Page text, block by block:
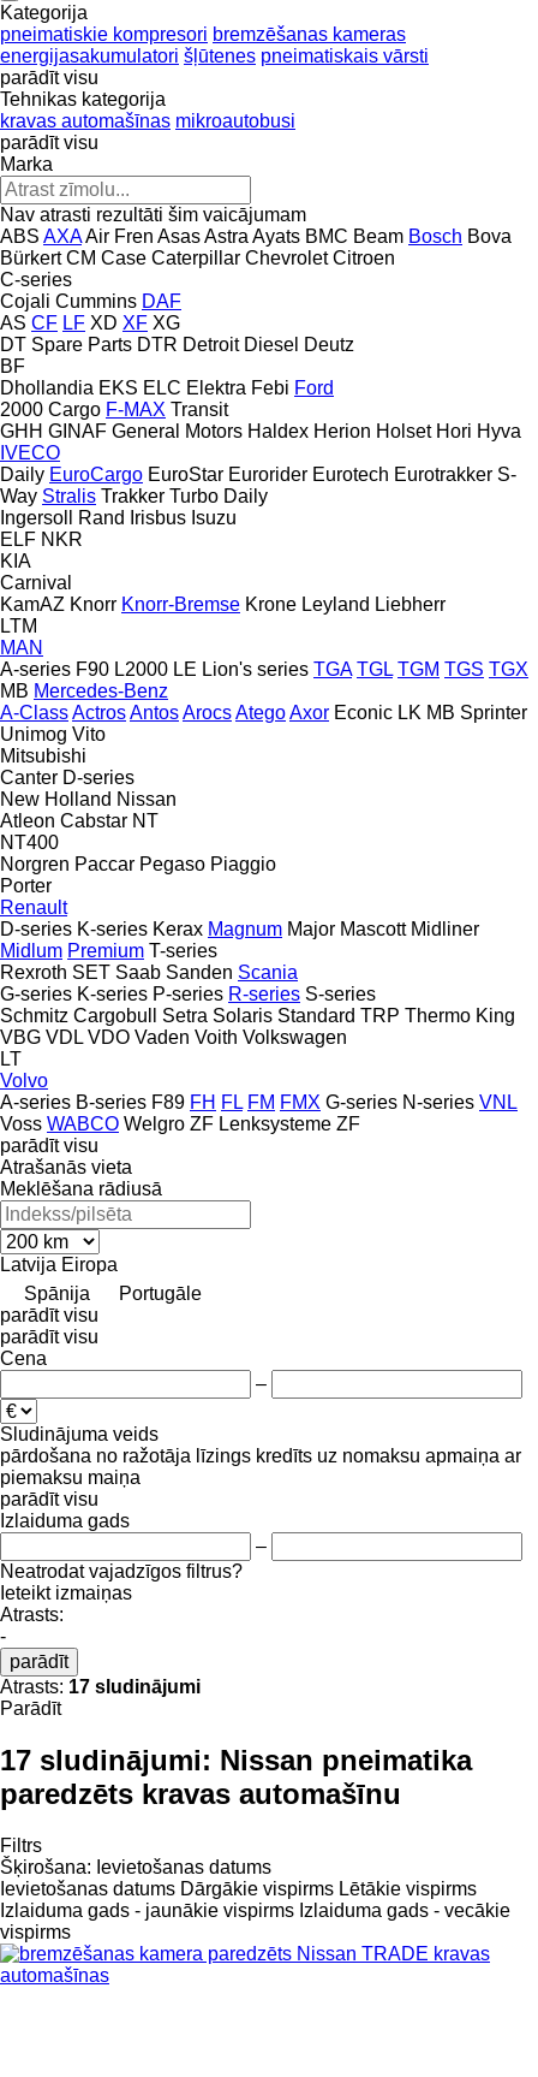
Kategorija
pneimatiskie kompresori bremzēšanas kameras
energijasakumulatori šļūtenes pneimatiskais vārsti
parādīt visu
Tehnikas kategorija
kravas automašīnas mikroautobusi
parādīt visu
Marka
Nav atrasti rezultāti šim vaicājumam
ABS AXAAir Fren AsasAstra Ayats BMC Beam Bosch Bova
Bürkert CM Case Caterpillar Chevrolet Citroen
C-series
Cojali Cummins DAF
AS CF LF XD XF XG
DT Spare Parts DTR Detroit Diesel Deutz
BF
Dhollandia EKS ELC Elektra Febi Ford
2000 Cargo F-MAX Transit
GHH GINAF General Motors Haldex Herion Holset Hori Hyva
IVECO
Daily EuroCargo EuroStar Eurorider Eurotech Eurotrakker S-
Way Stralis Trakker Turbo Daily
Ingersoll Rand
Irisbus Isuzu
ELF NKR
KIA
Carnival
KamAZ Knorr Knorr-Bremse Krone Leyland Liebherr
LTM
MAN
A-series F90 L2000 LE Lion's series TGA TGL TGM TGS TGX
MB Mercedes-Benz
A-ClassActrosAntosArocsAtegoAxor Econic LK MB Sprinter
Unimog Vito
Mitsubishi
Canter D-series
New Holland Nissan
Atleon Cabstar NT
NT400
Norgren Paccar Pegaso Piaggio
Porter
Renault
D-series K-series Kerax Magnum Major Mascott Midliner
Midlum Premium T-series
Rexroth SET Saab Sanden Scania
G-series K-series P-series R-series S-series
Schmitz Cargobull
Setra Solaris Standard TRP Thermo King
VBG VDL VDO Vaden Voith Volkswagen
LT
Volvo
A-series B-series F89 FH FL FM FMX G-series N-series VNL
Voss WABCO Welgro ZF Lenksysteme ZF
parādīt visu
Atrašanās vieta
Meklēšana rādiusā
Latvija Eiropa
Spānija
Portugāle
parādīt visu
parādīt visu
Cena
–
Sludinājuma veids
pārdošana no ražotāja līzings kredīts uz nomaksu apmaiņa ar
piemaksu maiņa
parādīt visu
Izlaiduma gads
–
Neatrodat vajadzīgos filtrus?
Ieteikt izmaiņas
Atrasts:
-
parādīt
Atrasts: 17 sludinājumi
Parādīt
17 sludinājumi: Nissan pneimatika
paredzēts kravas automašīnu
Filtrs
Šķirošana: Ievietošanas datums
Ievietošanas datums Dārgākie vispirms Lētākie vispirms
Izlaiduma gads - jaunākie vispirms Izlaiduma gads - vecākie
vispirms